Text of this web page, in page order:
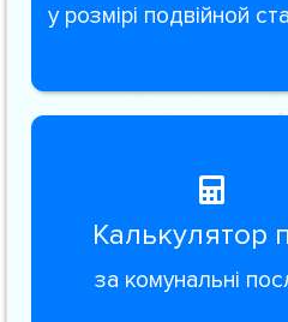
у розмірі подвійной
Калькулятор
за комунальні